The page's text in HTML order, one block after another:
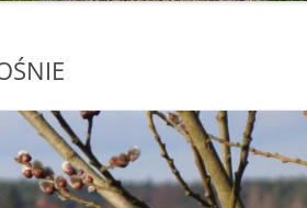
OGRÓD DYDAKTYCZNY
ZAJĘCIA TERENOWE